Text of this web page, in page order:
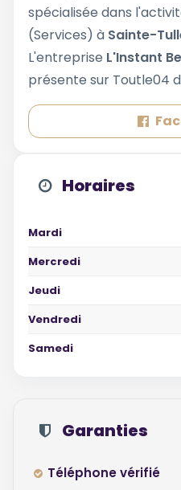
spécialisée dans
(Services) à Sainte-
L'entreprise L'Instant
présente sur Toutle04
Horaires
Mardi
Mercredi
Jeudi
Vendredi
Samedi
Garanties
Téléphone vérifié